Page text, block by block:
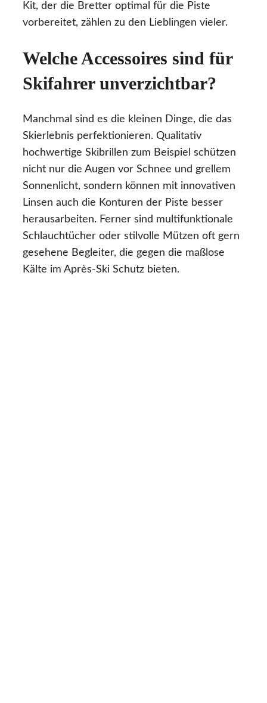
Kit, der die Bretter optimal für die Piste
vorbereitet, zählen zu den Lieblingen vieler.
Welche Accessoires sind für
Skifahrer unverzichtbar?
Manchmal sind es die kleinen Dinge, die das
Skierlebnis perfektionieren. Qualitativ
hochwertige Skibrillen zum Beispiel schützen
nicht nur die Augen vor Schnee und grellem
Sonnenlicht, sondern können mit innovativen
Linsen auch die Konturen der Piste besser
herausarbeiten. Ferner sind multifunktionale
Schlauchtücher oder stilvolle Mützen oft gern
gesehene Begleiter, die gegen die maßlose
Kälte im Après-Ski Schutz bieten.